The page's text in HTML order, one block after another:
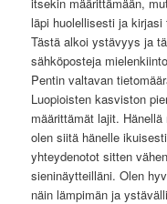
läpi huolellisesti ja
Tästä alkoi ystävyys ja
sähköposteja
Pentin valtavan
Luopioisten kasviston
määrittämät lajit.
olen siitä hänelle
yhteydenotot sitten
sieninäytteilläni. Olen
näin lämpimän ja